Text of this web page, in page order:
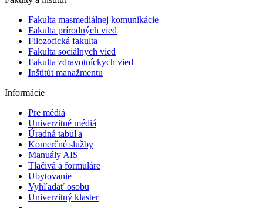
Fakulta masmediálnej komunikácie
Fakulta prírodných vied
Filozofická fakulta
Fakulta ​sociálnych vied
Fakulta zdravotníckych vied
Inštitút manažmentu
Informácie
Pre médiá
Univerzitné médiá
Úradná tabuľa
Komerčné služby
Manuály AIS
Tlačivá a formuláre
Ubytovanie
Vyhľadať osobu
Univerzitný klaster